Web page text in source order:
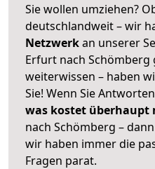
Sie wollen umziehen?
deutschlandweit – wir
Netzwerkan unserer
Erfurt nach Schömberg
weiterwissen – haben
Sie! Wenn Sie
was kostet überhaupt
nach Schömberg –
wir haben immer die
Fragen parat.